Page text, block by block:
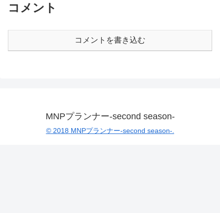
コメント
コメントを書き込む
MNPプランナー-second season-
© 2018 MNPプランナー-second season-.